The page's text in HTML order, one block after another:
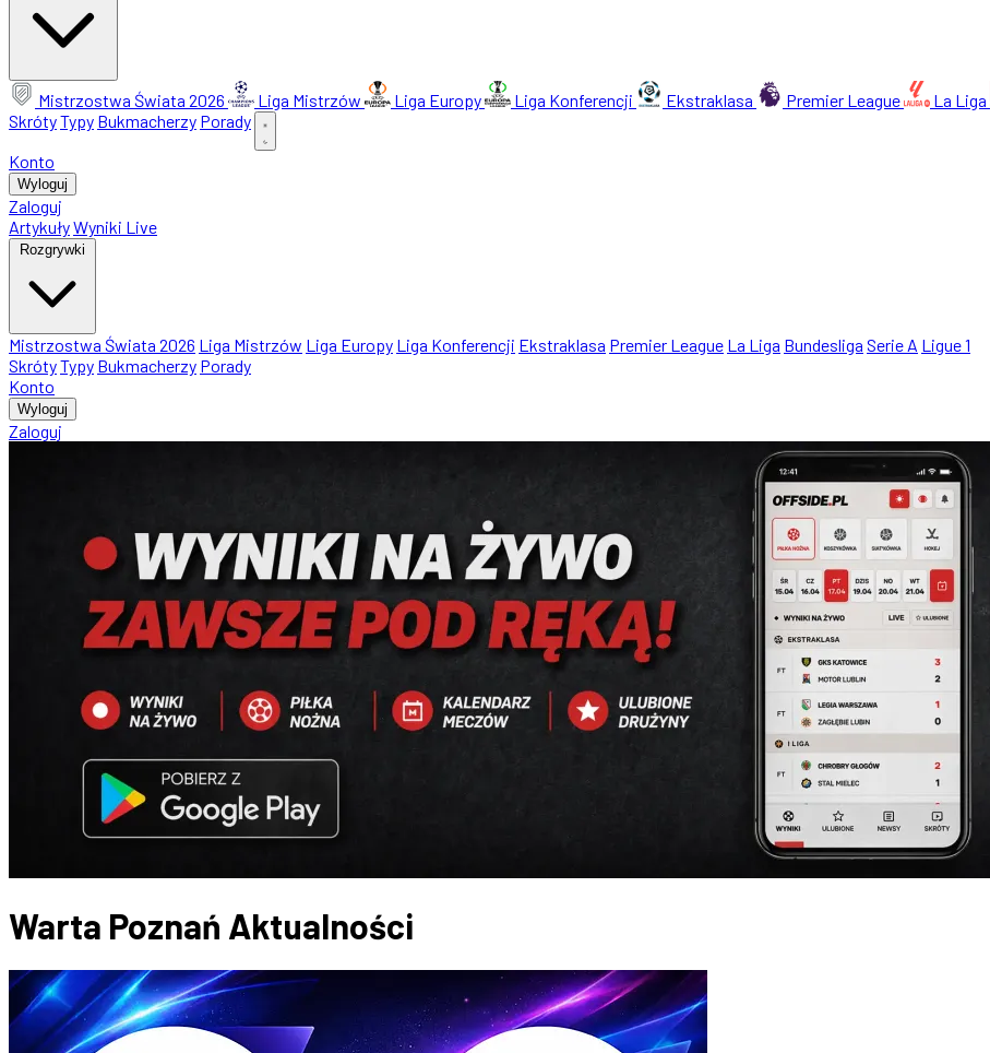
Mistrzostwa Świata 2026 Liga Mistrzów Liga Europy Liga Konferencji Ekstraklasa Premier League La Liga
SkrótyTypy Bukmacherzy Porady
Konto
Wyloguj
Zaloguj
ArtykułyWyniki Live
Rozgrywki
Mistrzostwa Świata 2026 Liga Mistrzów Liga Europy Liga Konferencji Ekstraklasa Premier League La Liga Bundesliga Serie A Ligue 1
SkrótyTypy Bukmacherzy Porady
Konto
Wyloguj
Zaloguj
Warta Poznań Aktualności